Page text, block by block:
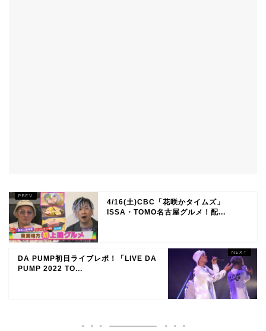
4/16(土)CBC「花咲かタイムズ」
ISSA・TOMO名古屋グルメ！配...
DA PUMP初日ライブレポ！「LIVE DA
PUMP 2022 TO...